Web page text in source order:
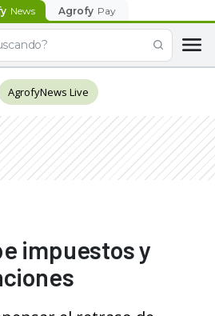
News Agrofy Pay
AgrofyNews Live
impuestos y